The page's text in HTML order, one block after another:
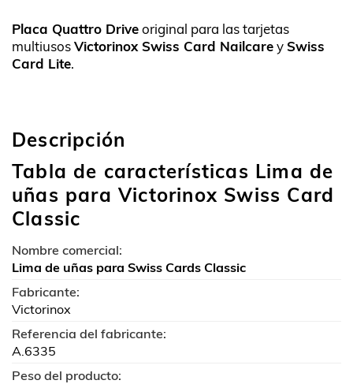
Placa Quattro Driveoriginal para las tarjetas
multiusosVictorinox Swiss Card NailcareySwiss
Card Lite.
Descripción
Tabla de características Lima de
uñas para Victorinox Swiss Card
Classic
Nombre comercial:
Lima de uñas para Swiss Cards Classic
Fabricante:
Victorinox
Referencia del fabricante:
A.6335
Peso del producto: